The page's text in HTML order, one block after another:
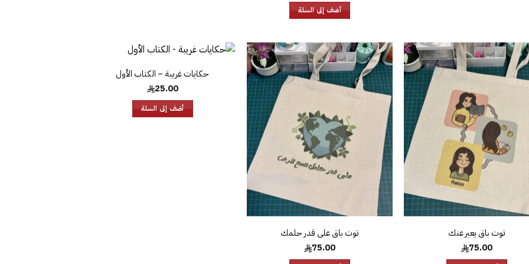
أضف إلى السلة
إضافة
إلى
قائمة
الرغبات
توت باق يعبر عنك
75.00
إضافة
إلى
قائمة
الرغبات
توت باق على قدر حلمك
75.00
حكايات غريبة – الكتاب الأول
25.00
أضف إلى السلة